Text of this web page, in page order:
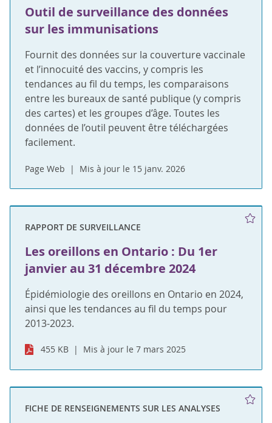
Outil de surveillance des données
sur les immunisations
Fournit des données sur la couverture vaccinale
et l’innocuité des vaccins, y compris les
tendances au fil du temps, les comparaisons
entre les bureaux de santé publique (y compris
des cartes) et les groupes d’âge. Toutes les
données de l’outil peuvent être téléchargées
facilement.
Page Web Mis à jour le 15 janv. 2026
RAPPORT DE SURVEILLANCE
Les oreillons en Ontario : Du 1er
janvier au 31 décembre 2024
Épidémiologie des oreillons en Ontario en 2024,
ainsi que les tendances au fil du temps pour
2013-2023.
455 KB Mis à jour le 7 mars 2025
FICHE DE RENSEIGNEMENTS SUR LES ANALYSES